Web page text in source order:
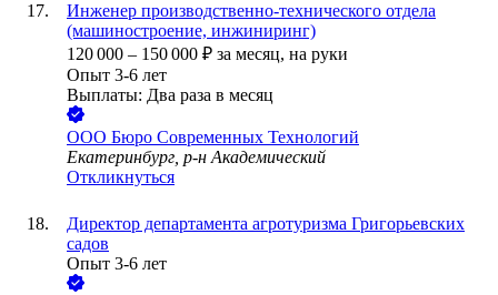
Инженер производственно-технического отдела
(машиностроение, инжиниринг)
120 000 – 150 000 ₽ за месяц, на руки
Опыт 3-6 лет
Выплаты: Два раза в месяц
ООО Бюро Современных Технологий
Екатеринбург, р-н Академический
Откликнуться
Директор департамента агротуризма Григорьевских
садов
Опыт 3-6 лет